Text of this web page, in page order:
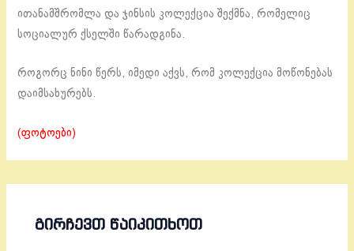
ითანამშრომლა და ჯინსის კოლექცია შექმნა, რომელიც
სოციალურ ქსელში წარადგინა.
როგორც ნინი წერს, იმედი აქვს, რომ კოლექცია მოწონებას
დაიმსახურებს.
(ფოტოები)
ᲒᲘᲠᲩᲔᲕᲗ ᲬᲐᲘᲙᲘᲗᲮᲝᲗ